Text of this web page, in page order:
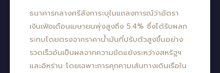
ธนาคารกลางศรีลังการะบุในแถลงการณ์ว่าอัตรา
เงินเฟ้อเดือนเมษายนพุ่งสูงถึง 5.4% ซึ่งได้รับผลก
ระทบโดยตรงจากราคาน้ำมันที่ปรับตัวสูงขึ้นอย่าง
รวดเร็วอันเป็นผลจากความขัดแย้งระหว่างสหรัฐฯ
และอิหร่าน โดยเฉพาะการคุกคามเส้นทางเดินเรือใน